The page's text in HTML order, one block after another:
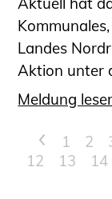
Landes
Aktion unter
Meldung
< 1 2
12
13 14